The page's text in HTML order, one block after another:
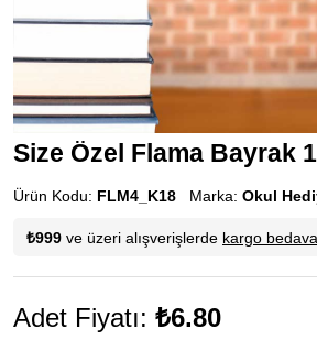
Size Özel Flama Bayrak
Ürün Kodu: FLM4_K18 Marka: Okul
₺999 ve üzeri alışverişlerde kargo bedava
Adet Fiyatı: ₺6.80